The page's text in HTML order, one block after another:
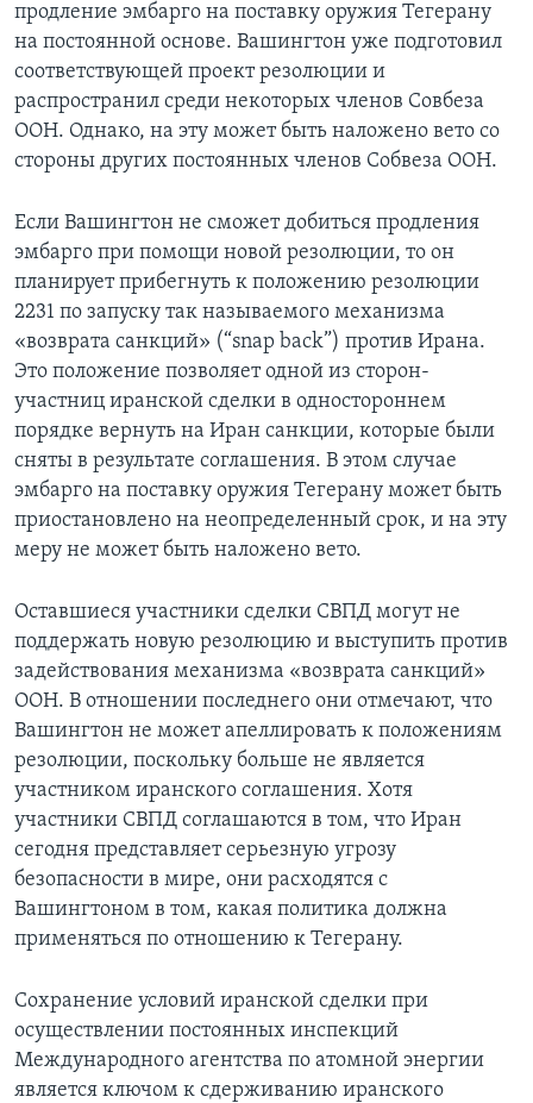
продление эмбарго на поставку оружия Тегерану
на постоянной основе. Вашингтон уже подготовил
соответствующей проект резолюции и
распространил среди некоторых членов Совбеза
ООН. Однако, на эту может быть наложено вето со
стороны других постоянных членов Собвеза ООН.
Если Вашингтон не сможет добиться продления
эмбарго при помощи новой резолюции, то он
планирует прибегнуть к положению резолюции
2231 по запуску так называемого механизма
«возврата санкций» (“snap back”) против Ирана.
Это положение позволяет одной из сторон-
участниц иранской сделки в одностороннем
порядке вернуть на Иран санкции, которые были
сняты в результате соглашения. В этом случае
эмбарго на поставку оружия Тегерану может быть
приостановлено на неопределенный срок, и на эту
меру не может быть наложено вето.
Оставшиеся участники сделки СВПД могут не
поддержать новую резолюцию и выступить против
задействования механизма «возврата санкций»
ООН. В отношении последнего они отмечают, что
Вашингтон не может апеллировать к положениям
резолюции, поскольку больше не является
участником иранского соглашения. Хотя
участники СВПД соглашаются в том, что Иран
сегодня представляет серьезную угрозу
безопасности в мире, они расходятся с
Вашингтоном в том, какая политика должна
применяться по отношению к Тегерану.
Сохранение условий иранской сделки при
осуществлении постоянных инспекций
Международного агентства по атомной энергии
является ключом к сдерживанию иранского